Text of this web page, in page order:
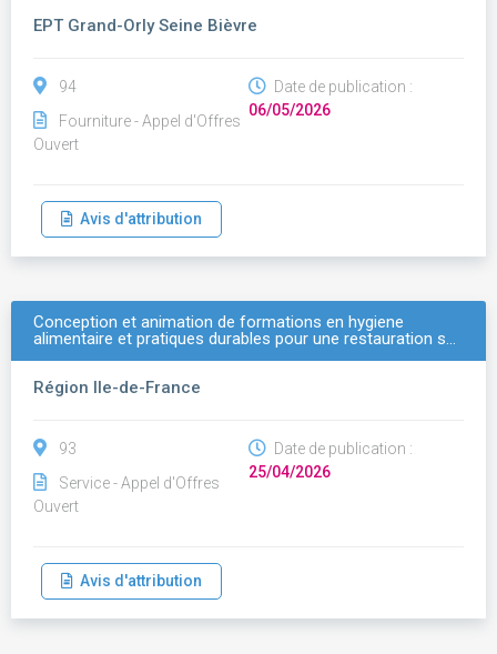
EPT Grand-Orly Seine Bièvre
94
Fourniture - Appel d'Offres
Ouvert
Date de publication :
06/05/2026
Avis d'attribution
Conception et animation de formations en hygiene
alimentaire et pratiques durables pour une restauration s…
Région Ile-de-France
93
Service - Appel d'Offres
Ouvert
Date de publication :
25/04/2026
Avis d'attribution